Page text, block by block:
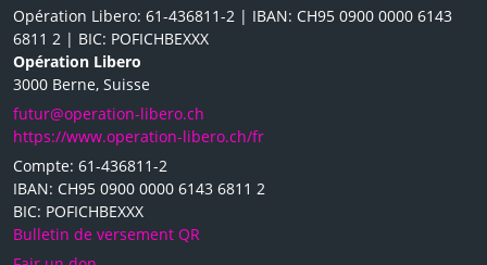
Opération Libero: 61-436811-2 | IBAN: CH95 0900 0000 6143
6811 2 | BIC: POFICHBEXXX
Opération Libero
3000 Berne, Suisse
futur@operation-libero.ch
https://www.operation-libero.ch/fr
Compte: 61-436811-2
IBAN: CH95 0900 0000 6143 6811 2
BIC: POFICHBEXXX
Bulletin de versement QR